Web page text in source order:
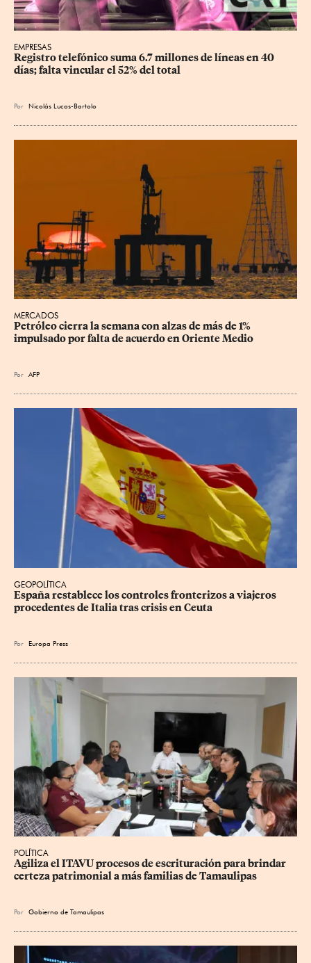
EMPRESAS
Registro telefónico suma 6.7 millones de líneas en 40
días; falta vincular el 52% del total
Por Nicolás Lucas-Bartolo
MERCADOS
Petróleo cierra la semana con alzas de más de 1%
impulsado por falta de acuerdo en Oriente Medio
Por AFP
GEOPOLÍTICA
España restablece los controles fronterizos a viajeros
procedentes de Italia tras crisis en Ceuta
Por Europa Press
POLÍTICA
Agiliza el ITAVU procesos de escrituración para brindar
certeza patrimonial a más familias de Tamaulipas
Por Gobierno de Tamaulipas